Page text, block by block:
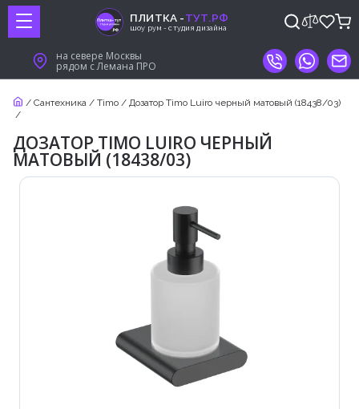
ПЛИТКА -ТУТ.РФ
шоу рум - студия дизайна
на севере Москвы
рядом с Лемана ПРО
/ Сантехника / Timo / Дозатор Timo Luiro черный матовый (18438/03)
/
ДОЗАТОР TIMO LUIRO ЧЕРНЫЙ
МАТОВЫЙ (18438/03)